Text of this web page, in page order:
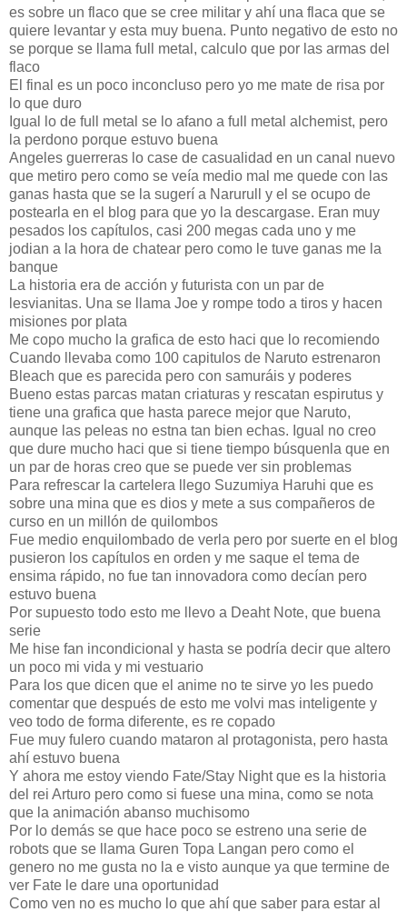
es sobre un flaco que se cree militar y ahí una flaca que se
quiere levantar y esta muy buena. Punto negativo de esto no
se porque se llama full metal, calculo que por las armas del
flaco
El final es un poco inconcluso pero yo me mate de risa por
lo que duro
Igual lo de full metal se lo afano a full metal alchemist, pero
la perdono porque estuvo buena
Angeles guerreras lo case de casualidad en un canal nuevo
que metiro pero como se veía medio mal me quede con las
ganas hasta que se la sugerí a Narurull y el se ocupo de
postearla en el blog para que yo la descargase. Eran muy
pesados los capítulos, casi 200 megas cada uno y me
jodian a la hora de chatear pero como le tuve ganas me la
banque
La historia era de acción y futurista con un par de
lesvianitas. Una se llama Joe y rompe todo a tiros y hacen
misiones por plata
Me copo mucho la grafica de esto haci que lo recomiendo
Cuando llevaba como 100 capitulos de Naruto estrenaron
Bleach que es parecida pero con samuráis y poderes
Bueno estas parcas matan criaturas y rescatan espirutus y
tiene una grafica que hasta parece mejor que Naruto,
aunque las peleas no estna tan bien echas. Igual no creo
que dure mucho haci que si tiene tiempo búsquenla que en
un par de horas creo que se puede ver sin problemas
Para refrescar la cartelera llego Suzumiya Haruhi que es
sobre una mina que es dios y mete a sus compañeros de
curso en un millón de quilombos
Fue medio enquilombado de verla pero por suerte en el blog
pusieron los capítulos en orden y me saque el tema de
ensima rápido, no fue tan innovadora como decían pero
estuvo buena
Por supuesto todo esto me llevo a Deaht Note, que buena
serie
Me hise fan incondicional y hasta se podría decir que altero
un poco mi vida y mi vestuario
Para los que dicen que el anime no te sirve yo les puedo
comentar que después de esto me volvi mas inteligente y
veo todo de forma diferente, es re copado
Fue muy fulero cuando mataron al protagonista, pero hasta
ahí estuvo buena
Y ahora me estoy viendo Fate/Stay Night que es la historia
del rei Arturo pero como si fuese una mina, como se nota
que la animación abanso muchisomo
Por lo demás se que hace poco se estreno una serie de
robots que se llama Guren Topa Langan pero como el
genero no me gusta no la e visto aunque ya que termine de
ver Fate le dare una oportunidad
Como ven no es mucho lo que ahí que saber para estar al